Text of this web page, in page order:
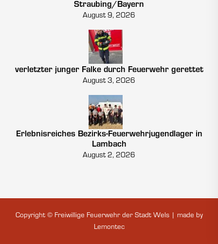
Straubing/Bayern
August 9, 2026
verletzter junger Falke durch Feuerwehr gerettet
August 3, 2026
Erlebnisreiches Bezirks-Feuerwehrjugendlager in
Lambach
August 2, 2026
Copyright © Freiwillige Feuerwehr der Stadt Wels | made by
Lemontec